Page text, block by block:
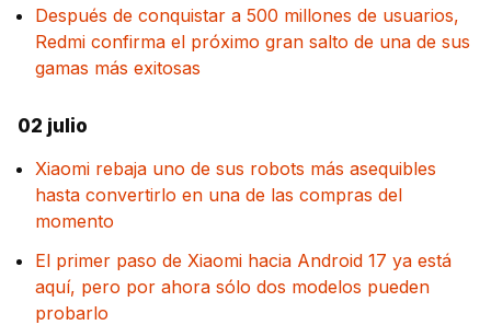
Después de conquistar a 500 millones de usuarios,
Redmi confirma el próximo gran salto de una de sus
gamas más exitosas
02 julio
Xiaomi rebaja uno de sus robots más asequibles
hasta convertirlo en una de las compras del
momento
El primer paso de Xiaomi hacia Android 17 ya está
aquí, pero por ahora sólo dos modelos pueden
probarlo